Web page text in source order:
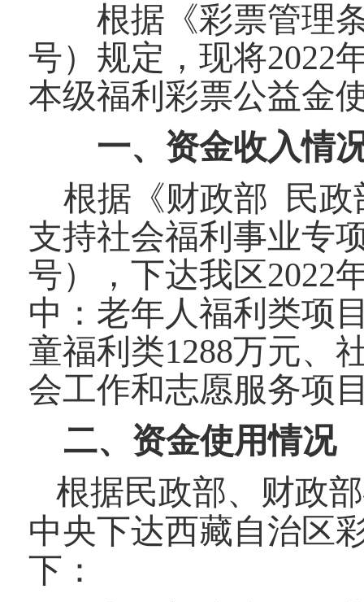
根据《彩票管理条
号）规定，现将2022
本级福利彩票公益金
一、资金收入情
根据 《财政部 民政
支持社会福利事业专
号），下达我区2022
中： 老年人福利类项
童福利类1288万元、
会工作和志愿服务项
二、资金使用情况
根据民政部、财政
中央下达西藏自治区
下：